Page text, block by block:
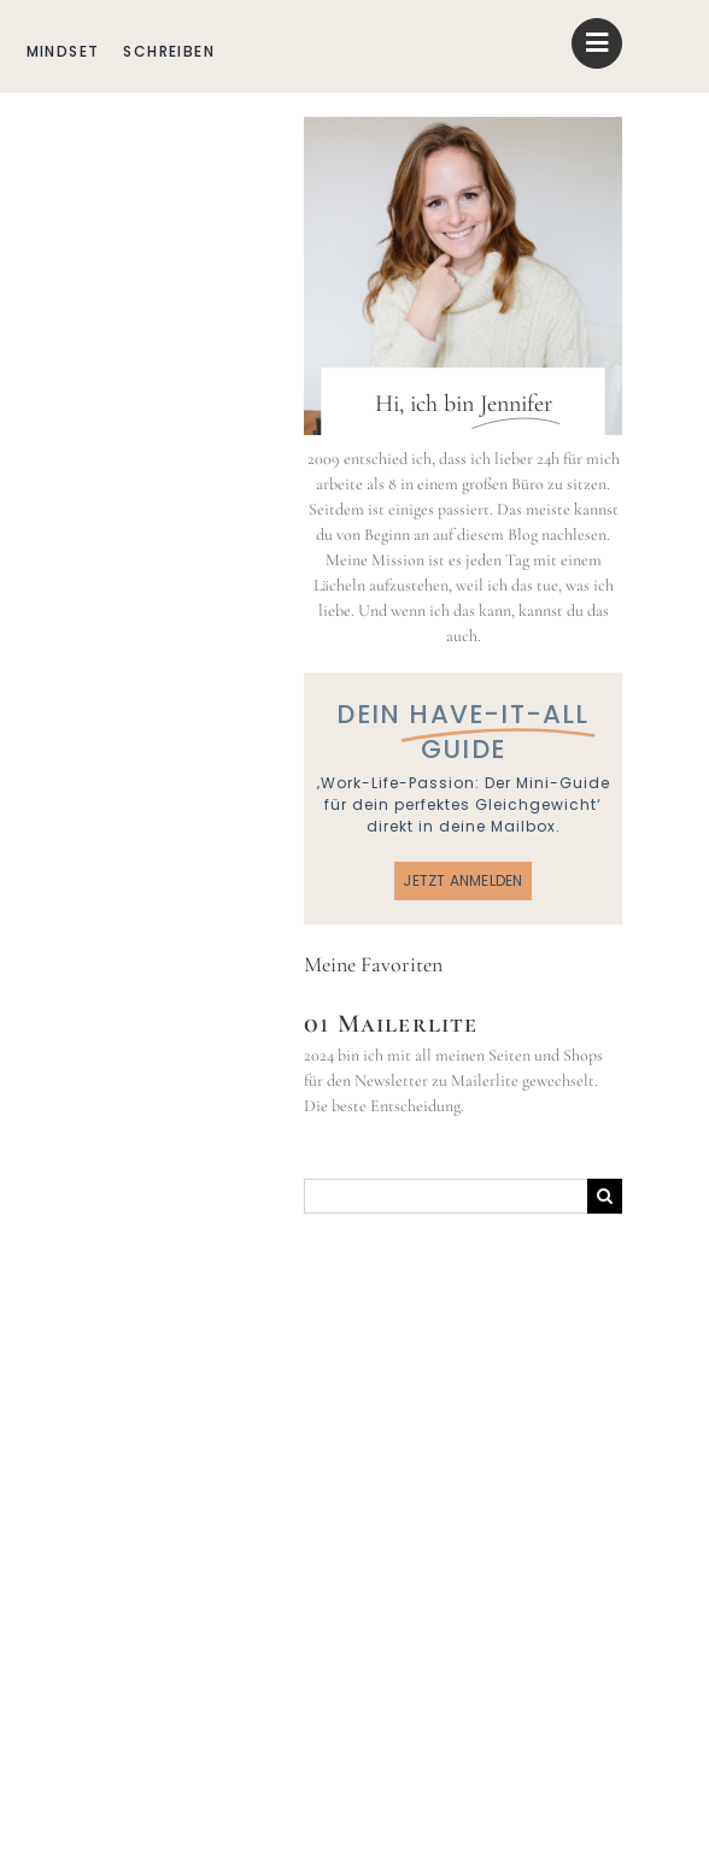
MINDSET SCHREIBEN
Hi, ich bin Jennifer
2009 entschied ich, dass ich lieber 24h für mich
arbeite als 8 in einem großen Büro zu sitzen.
Seitdem ist einiges passiert. Das meiste kannst
du von Beginn an auf diesem Blog nachlesen.
Meine Mission ist es jeden Tag mit einem
Lächeln aufzustehen, weil ich das tue, was ich
liebe. Und wenn ich das kann, kannst du das
auch.
DEIN HAVE-IT-ALL
GUIDE
‚Work-Life-Passion: Der Mini-Guide
für dein perfektes Gleichgewicht‘
direkt in deine Mailbox.
JETZT ANMELDEN
Meine Favoriten
01 Mailerlite
2024 bin ich mit all meinen Seiten und Shops
für den Newsletter zu Mailerlite gewechselt.
Die beste Entscheidung.
nach: